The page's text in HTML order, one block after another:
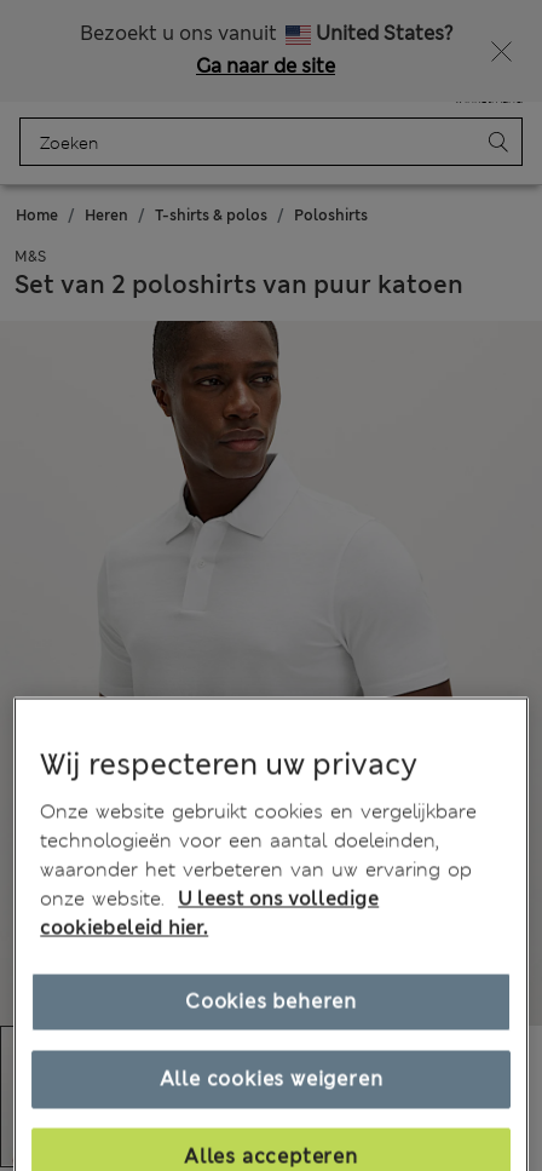
Bezoekt u ons vanuit
United States?
Ga naar de site
Winkelmand
Home Heren T-shirts & polos Poloshirts
M&S
Set van 2 poloshirts van puur katoen
Wij respecteren uw privacy
Onze website gebruikt cookies en vergelijkbare
technologieën voor een aantal doeleinden,
waaronder het verbeteren van uw ervaring op
onze website.
U leest ons volledige
cookiebeleid hier.
Alle cookies weigeren
Alles accepteren
Cookies beheren